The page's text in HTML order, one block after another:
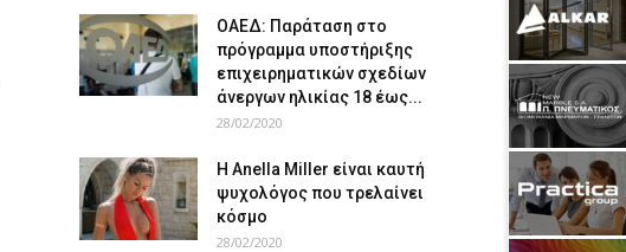
ΟΑΕΔ: Παράταση στο
πρόγραμμα υποστήριξης
επιχειρηματικών σχεδίων
άνεργων ηλικίας 18 έως...
28/02/2020
Η Anella Miller είναι καυτή
ψυχολόγος που τρελαίνει
κόσμο
28/02/2020